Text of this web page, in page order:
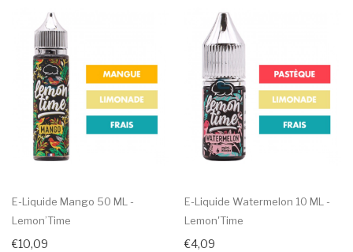
E-Liquide Mango 50 ML -
Lemon’Time
€10,09
E-Liquide Watermelon 10 ML -
Lemon'Time
€4,09